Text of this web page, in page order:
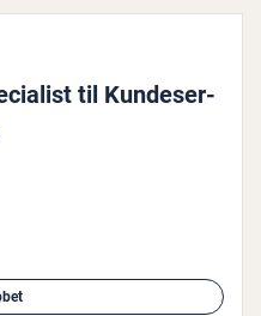
til Kun­de­ser­